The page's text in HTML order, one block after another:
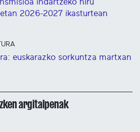
indartzeko hiru
2026-2027 ikasturtean
euskarazko sorkuntza martxan
argitalpenak